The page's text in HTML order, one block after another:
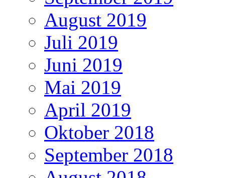
August 2019
Juli 2019
Juni 2019
Mai 2019
April 2019
Oktober 2018
September 2018